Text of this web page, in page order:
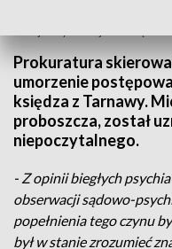
Prokuratura
umorzenie
księdza z Tarnawy.
proboszcza, został
niepoczytalnego.
- Z opinii biegłych
obserwacji sądowo-
popełnienia tego czynu
był w stanie zrozumieć